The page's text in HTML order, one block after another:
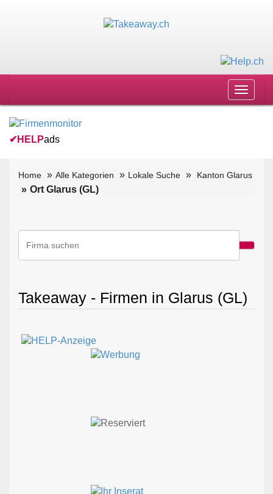
Toggle
✔ HELPads
Home Alle Kategorien Lokale Suche Kanton Glarus
Ort Glarus (GL)
Takeaway - Firmen in Glarus (GL)